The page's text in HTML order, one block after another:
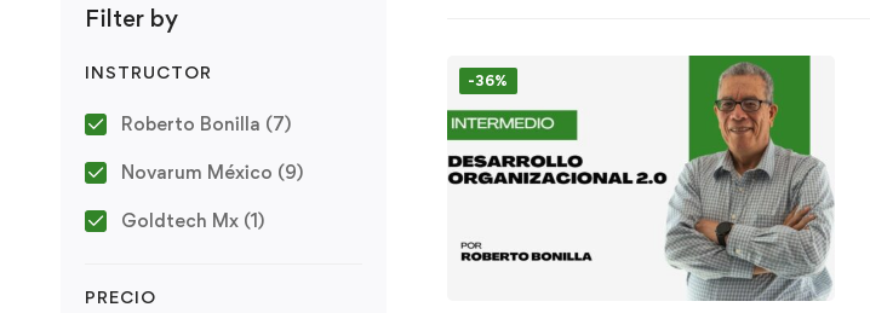
Filter by
INSTRUCTOR
Roberto Bonilla (7)
Novarum México (9)
Goldtech Mx (1)
PRECIO
-36%